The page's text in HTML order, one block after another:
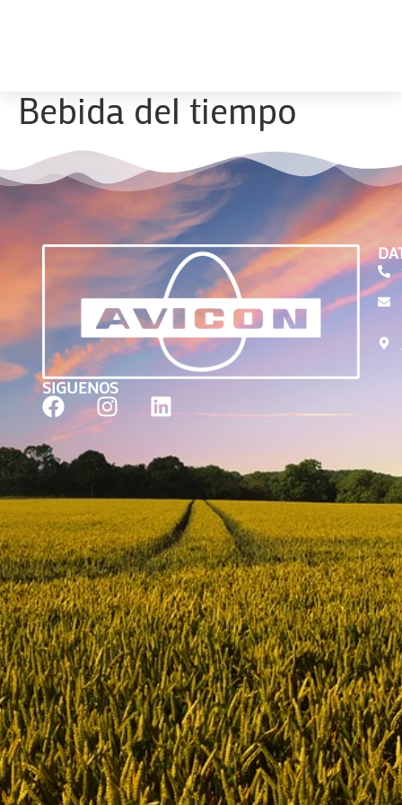
Bebida del tiempo
SIGUENOS